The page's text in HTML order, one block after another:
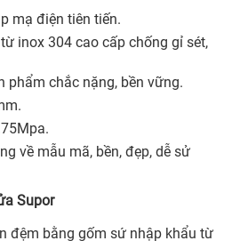
mạ điện tiên tiến.
inox 304 cao cấp chống gỉ sét,
phẩm chắc nặng, bền vững.
về mẫu mã, bền, đẹp, dễ sử
Supor
đệm bằng gốm sứ nhập khẩu từ